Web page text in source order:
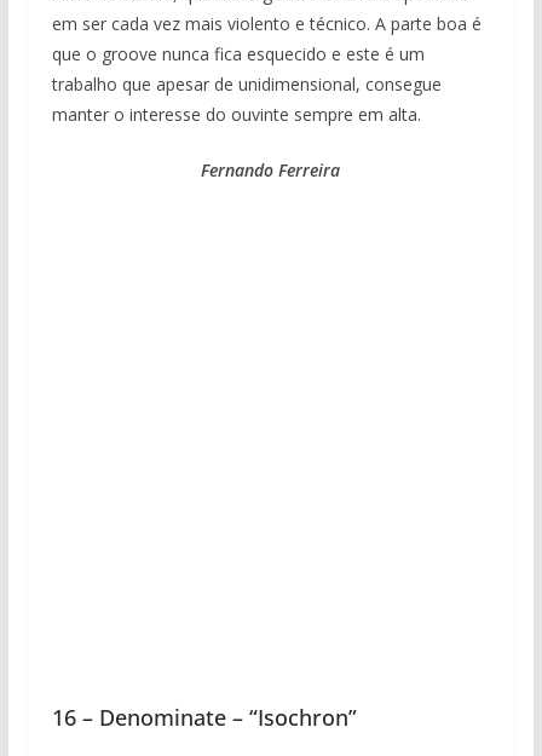
em ser cada vez mais violento e técnico. A parte boa é
que o groove nunca fica esquecido e este é um
trabalho que apesar de unidimensional, consegue
manter o interesse do ouvinte sempre em alta.
Fernando Ferreira
16 – Denominate – “Isochron”